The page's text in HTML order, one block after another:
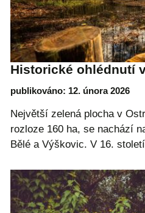
Historické ohlédnutí
publikováno: 12. února 2026
Největší zelená plocha v
rozloze 160 ha, se nachází
Bělé a Výškovic. V 16.